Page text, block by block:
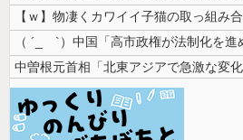
【ｗ】物凄くカワイイ子猫の取っ組み合
中曽根元首相「北東アジアで急激な変